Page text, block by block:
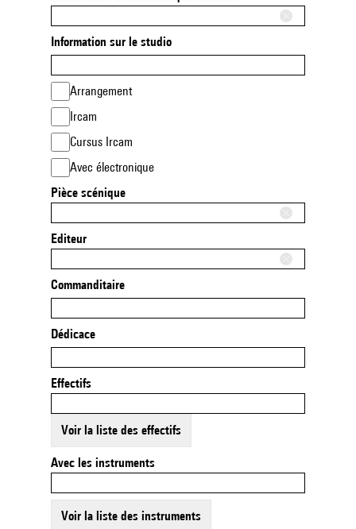
Information sur le studio
Arrangement
Ircam
Cursus Ircam
Avec électronique
Pièce scénique
Editeur
Commanditaire
Dédicace
Effectifs
Voir la liste des effectifs
Avec les instruments
Voir la liste des instruments